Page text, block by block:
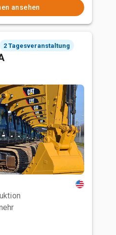
ansehen
2 Tagesveranstaltung